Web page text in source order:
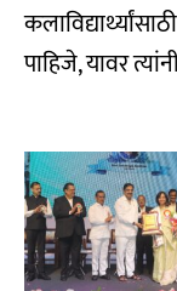
पाहिजे, यावर